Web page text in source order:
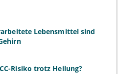
Lebensmittel sind
Risiko trotz Heilung?